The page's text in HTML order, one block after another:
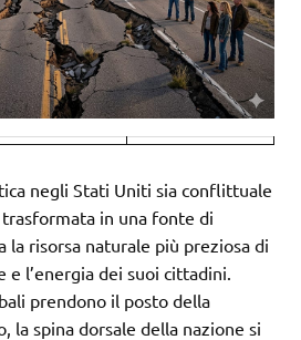
negli Stati Uniti sia conflittuale
in una fonte di
la risorsa naturale più preziosa di
e l’energia dei suoi cittadini.
prendono il posto della
la spina dorsale della nazione si